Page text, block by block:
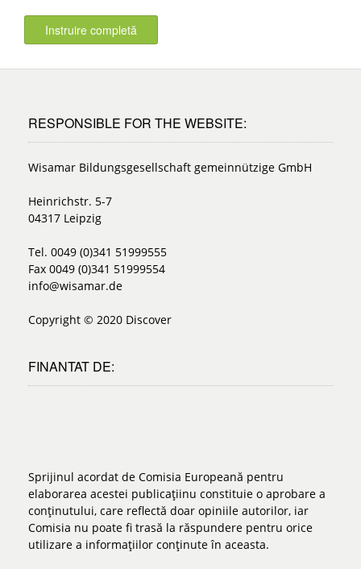
Instruire completă
RESPONSIBLE FOR THE WEBSITE:
Wisamar Bildungsgesellschaft gemeinnützige GmbH
Heinrichstr. 5-7
04317 Leipzig
Tel. 0049 (0)341 51999555
Fax 0049 (0)341 51999554
info@wisamar.de
Copyright © 2020 Discover
FINANTAT DE:
Sprijinul acordat de Comisia Europeană pentru
elaborarea acestei publicațiinu constituie o aprobare a
conținutului, care reflectă doar opiniile autorilor, iar
Comisia nu poate fi trasă la răspundere pentru orice
utilizare a informațiilor conținute în aceasta.